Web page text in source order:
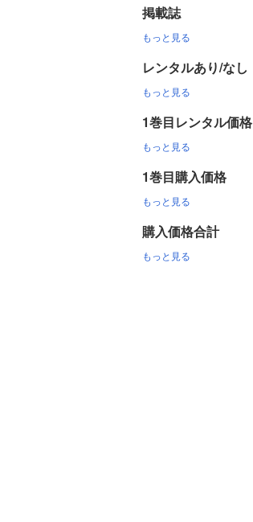
掲載誌
もっと見る
レンタルあり/なし
もっと見る
1巻目レンタル価格
もっと見る
1巻目購入価格
もっと見る
購入価格合計
もっと見る